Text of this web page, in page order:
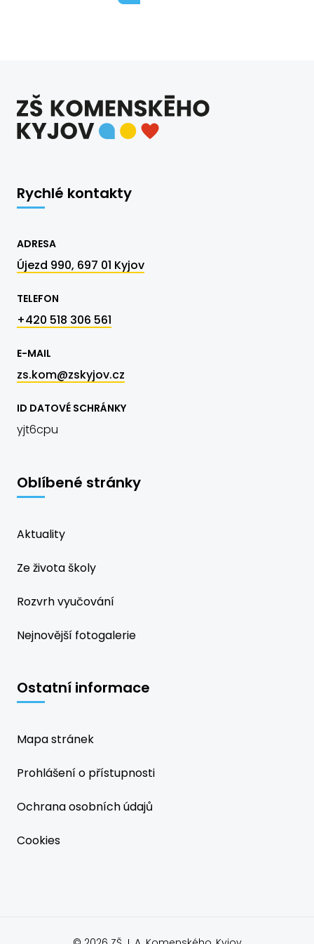
Rychlé kontakty
ADRESA
Újezd 990, 697 01 Kyjov
TELEFON
+420 518 306 561
E-MAIL
zs.kom@zskyjov.cz
ID DATOVÉ SCHRÁNKY
yjt6cpu
Oblíbené stránky
Aktuality
Ze života školy
Rozvrh vyučování
Nejnovější fotogalerie
Ostatní informace
Mapa stránek
Prohlášení o přístupnosti
Ochrana osobních údajů
Cookies